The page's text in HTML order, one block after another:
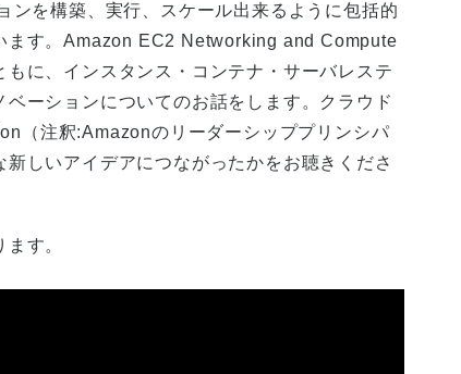
ンを構築、実行、スケール出来るように包括的
ます。Amazon EC2 Networking and Compute
に、インスタンス・コンテナ・サーバレステ
ーションについてのお話をします。クラウド
（注釈:Amazonのリーダーシッププリンシパ
しいアイデアにつながったかをお聴きくださ
す。